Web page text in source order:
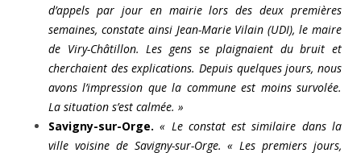
d’appels par jour en mairie lors des deux premières
semaines, constate ainsi Jean-Marie Vilain (UDI), le maire
de Viry-Châtillon. Les gens se plaignaient du bruit et
cherchaient des explications. Depuis quelques jours, nous
avons l’impression que la commune est moins survolée.
La situation s’est calmée. »
Savigny-sur-Orge. « Le constat est similaire dans la
ville voisine de Savigny-sur-Orge. « Les premiers jours,